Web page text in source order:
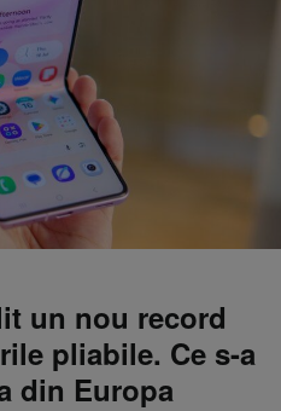
un nou record
pliabile. Ce s-a
din Europa